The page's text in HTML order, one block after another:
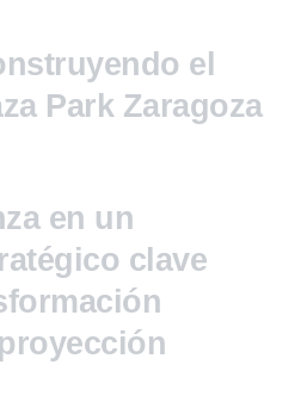
el
Park Zaragoza
en un
clave